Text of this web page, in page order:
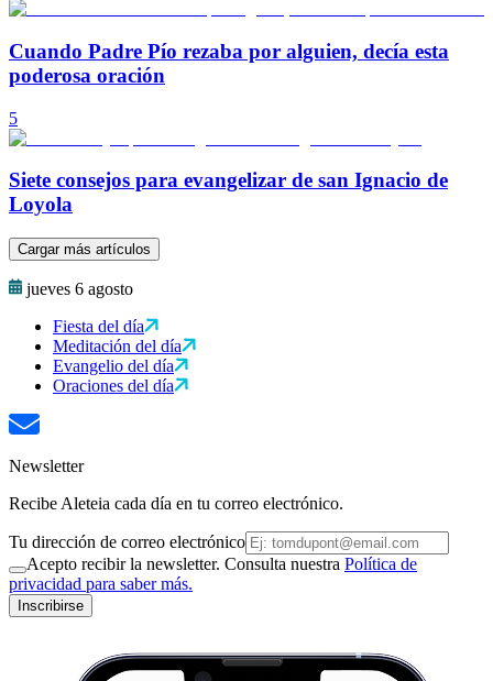
Cuando Padre Pío rezaba por alguien, decía esta
poderosa oración
5
Siete consejos para evangelizar de san Ignacio de
Loyola
Cargar más artículos
jueves 6 agosto
Fiesta del día
Meditación del día
Evangelio del día
Oraciones del día
Newsletter
Recibe Aleteia cada día en tu correo electrónico.
Tu dirección de correo electrónico
Acepto recibir la newsletter. Consulta nuestra Política de
privacidad para saber más.
Inscribirse